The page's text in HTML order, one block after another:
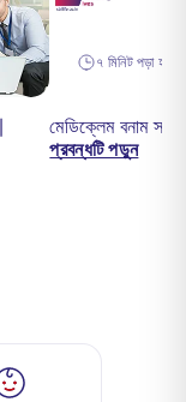
৭ মিনিট পড়া
মেডিক্লেম বনাম
প্রবন্ধটি পড়ুন